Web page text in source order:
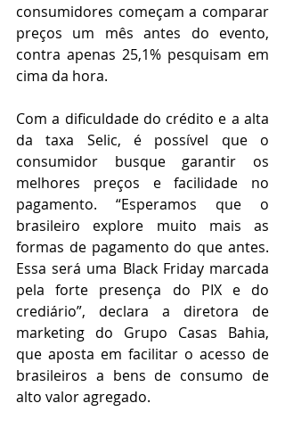
consumidores começam a comparar
preços um mês antes do evento,
contra apenas 25,1% pesquisam em
cima da hora.
Com a dificuldade do crédito e a alta
da taxa Selic, é possível que o
consumidor busque garantir os
melhores preços e facilidade no
pagamento. “Esperamos que o
brasileiro explore muito mais as
formas de pagamento do que antes.
Essa será uma Black Friday marcada
pela forte presença do PIX e do
crediário”, declara a diretora de
marketing do Grupo Casas Bahia,
que aposta em facilitar o acesso de
brasileiros a bens de consumo de
alto valor agregado.